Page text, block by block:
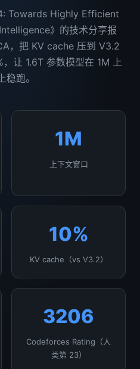
Towards Highly Efficient
》的技术分享报
，把 KV cache 压到 V3.2
让 1.6T 参数模型在 1M 上
稳跑。
1M
上下文窗口
10%
KV cache（vs V3.2）
3206
Codeforces Rating（人
类第 23）